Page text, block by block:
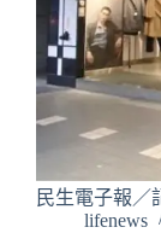
民生電子報
lifenews